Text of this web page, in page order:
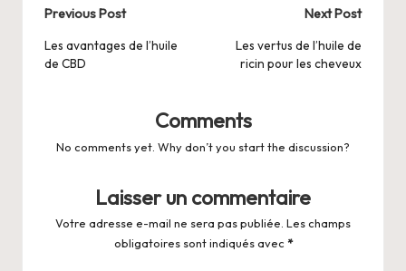
Post
navigation
Previous Post
Les avantages de l’huile
de CBD
Next Post
Les vertus de l’huile de
ricin pour les cheveux
Comments
No comments yet. Why don’t you start the discussion?
Laisser un commentaire
Votre adresse e-mail ne sera pas publiée. Les champs
obligatoires sont indiqués avec *